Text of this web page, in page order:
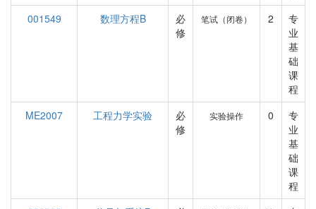
001549
数理方程B
必
修
笔试（闭卷） 2
专
业
基
础
课
程
ME2007
工程力学实验
必
修
实验操作 0
专
业
基
础
课
程